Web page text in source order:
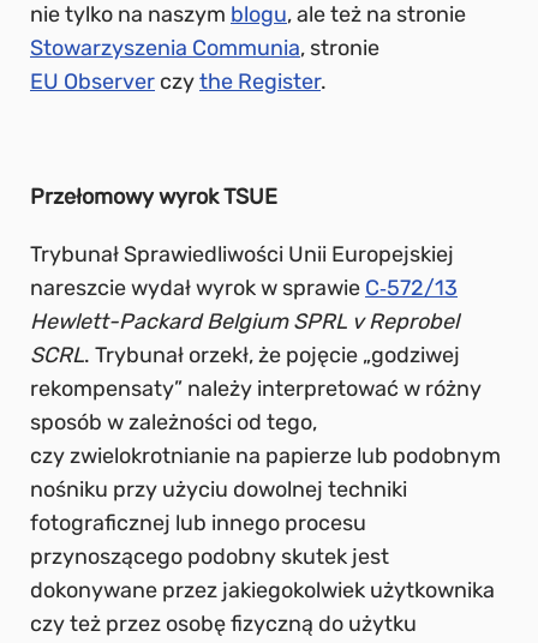
nie tylko na naszym blogu, ale też na stronie
Stowarzyszenia Communia, stronie
EU Observer czythe Register.
Przełomowy wyrok TSUE
Trybunał Sprawiedliwości Unii Europejskiej
nareszcie wydał wyrok w sprawie C‑572/13
Hewlett-Packard Belgium SPRL v Reprobel
SCRL. Trybunał orzekł, że pojęcie „godziwej
rekompensaty” należy interpretować w różny
sposób w zależności od tego,
czy zwielokrotnianie na papierze lub podobnym
nośniku przy użyciu dowolnej techniki
fotograficznej lub innego procesu
przynoszącego podobny skutek jest
dokonywane przez jakiegokolwiek użytkownika
czy też przez osobę fizyczną do użytku